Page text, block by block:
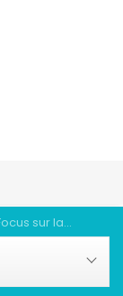
sur la...